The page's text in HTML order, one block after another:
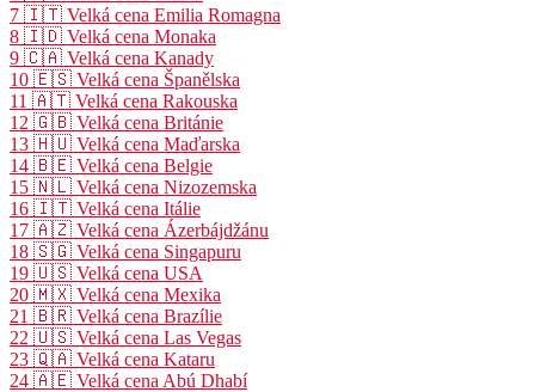
7 🇮🇹 Velká cena Emilia Romagna
8 🇮🇩 Velká cena Monaka
9 🇨🇦 Velká cena Kanady
10 🇪🇸 Velká cena Španělska
11 🇦🇹 Velká cena Rakouska
12 🇬🇧 Velká cena Británie
13 🇭🇺 Velká cena Maďarska
14 🇧🇪 Velká cena Belgie
15 🇳🇱 Velká cena Nizozemska
16 🇮🇹 Velká cena Itálie
17 🇦🇿 Velká cena Ázerbájdžánu
18 🇸🇬 Velká cena Singapuru
19 🇺🇸 Velká cena USA
20 🇲🇽 Velká cena Mexika
21 🇧🇷 Velká cena Brazílie
22 🇺🇸 Velká cena Las Vegas
23 🇶🇦 Velká cena Kataru
24 🇦🇪 Velká cena Abú Dhabí